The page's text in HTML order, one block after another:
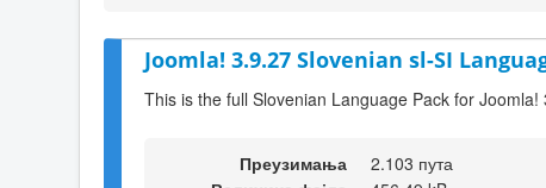
Joomla! 3.9.27 Slovenian sl-SI
This is the full Slovenian Language Pack for Joomla!
Преузимања
2.103 пута